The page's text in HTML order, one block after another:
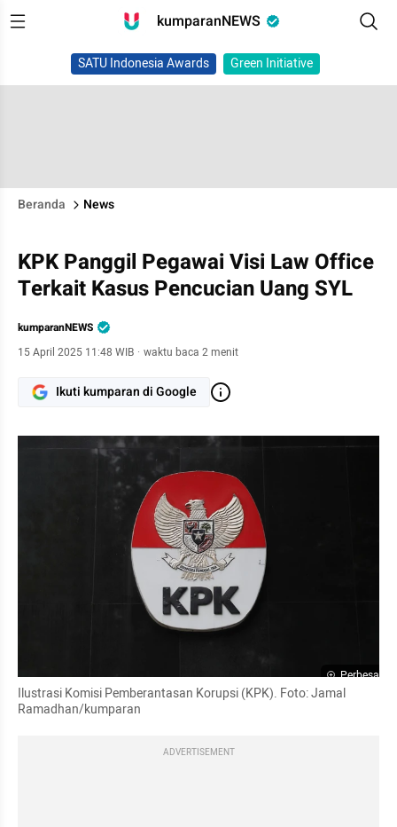
kumparanNEWS
SATU Indonesia Awards Green Initiative
Beranda News
KPK Panggil Pegawai Visi Law Office
Terkait Kasus Pencucian Uang SYL
kumparanNEWS
15 April 2025 11:48 WIB · waktu baca 2 menit
Ikuti kumparan di Google
Perbesar
Ilustrasi Komisi Pemberantasan Korupsi (KPK). Foto: Jamal
Ramadhan/kumparan
ADVERTISEMENT